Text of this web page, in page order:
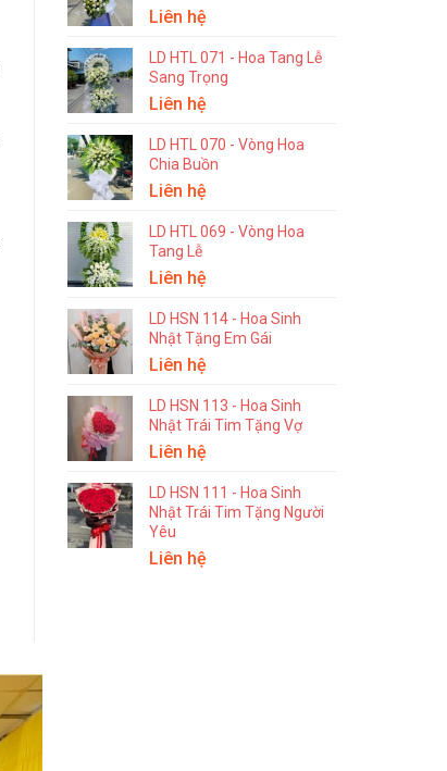
Liên hệ
LD HTL 071 - Hoa Tang Lễ
Sang Trọng
Liên hệ
LD HTL 070 - Vòng Hoa
Chia Buồn
Liên hệ
LD HTL 069 - Vòng Hoa
Tang Lễ
Liên hệ
LD HSN 114 - Hoa Sinh
Nhật Tặng Em Gái
Liên hệ
LD HSN 113 - Hoa Sinh
Nhật Trái Tim Tặng Vợ
Liên hệ
LD HSN 111 - Hoa Sinh
Nhật Trái Tim Tặng Người
Yêu
Liên hệ